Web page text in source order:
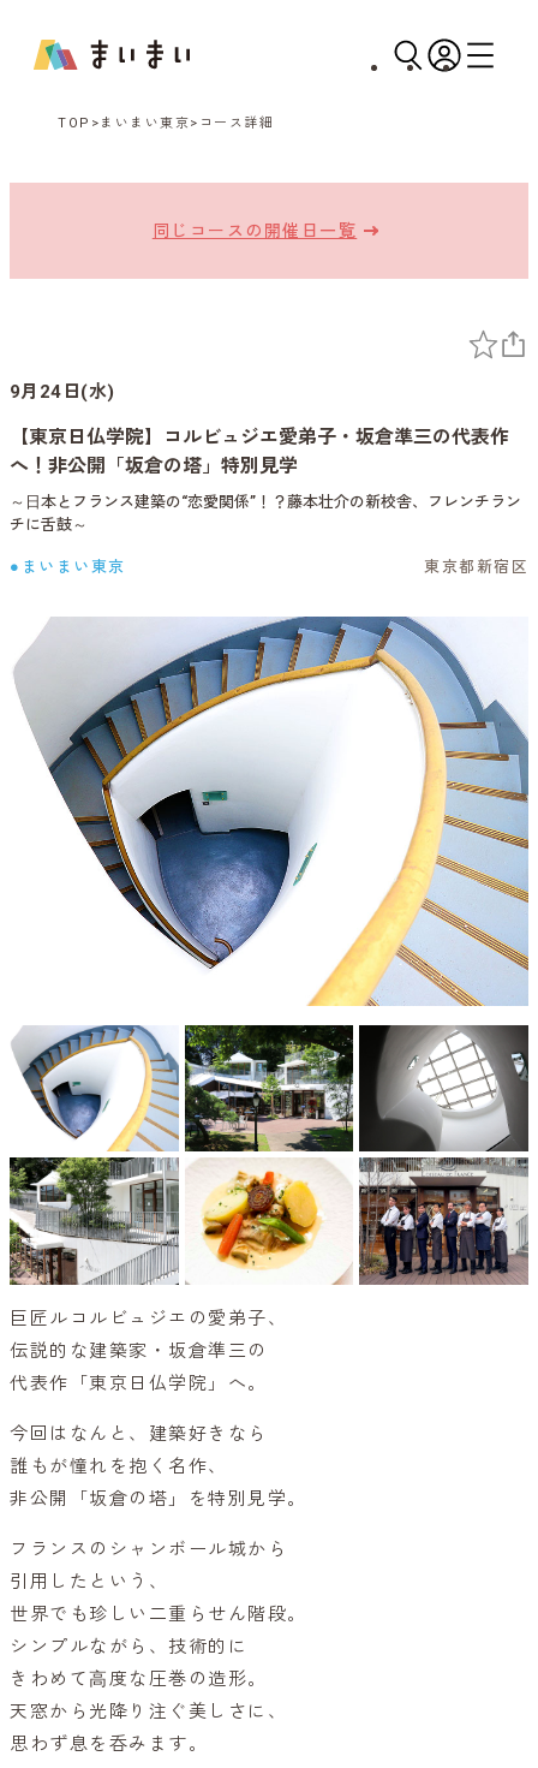
TOP まいまい東京 コース詳細
同じコースの開催日一覧
9月24日(水)
【東京日仏学院】コルビュジエ愛弟子・坂倉準三の代表作
へ！非公開「坂倉の塔」特別見学
～⽇本とフランス建築の“恋愛関係”！？藤本壮介の新校舎、フレンチラン
チに舌鼓～
●まいまい東京 東京都新宿区
巨匠ルコルビュジエの愛弟子、
伝説的な建築家・坂倉準三の
代表作「東京日仏学院」へ。
今回はなんと、建築好きなら
誰もが憧れを抱く名作、
非公開「坂倉の塔」を特別見学。
フランスのシャンボール城から
引用したという、
世界でも珍しい二重らせん階段。
シンプルながら、技術的に
きわめて⾼度な圧巻の造形。
天窓から光降り注ぐ美しさに、
思わず息を呑みます。